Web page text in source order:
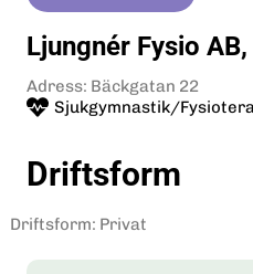
Ljungnér Fysio
Adress: Bäckgatan 22
Sjukgymnastik/
Driftsform
Driftsform: Privat